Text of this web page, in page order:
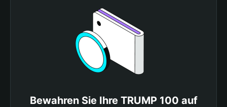
Bewahren Sie Ihre TRUMP 100 auf